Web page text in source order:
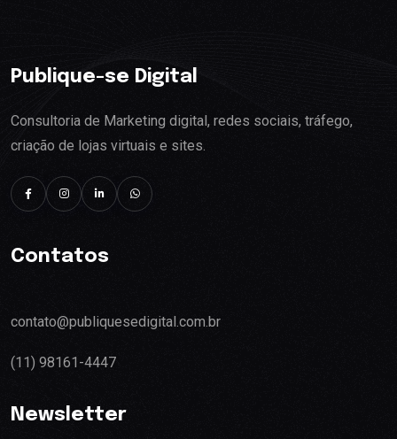
Publique-se Digital
Consultoria de Marketing digital, redes sociais, tráfego,
criação de lojas virtuais e sites.
Contatos
contato@publiquesedigital.com.br
(11) 98161-4447
Newsletter